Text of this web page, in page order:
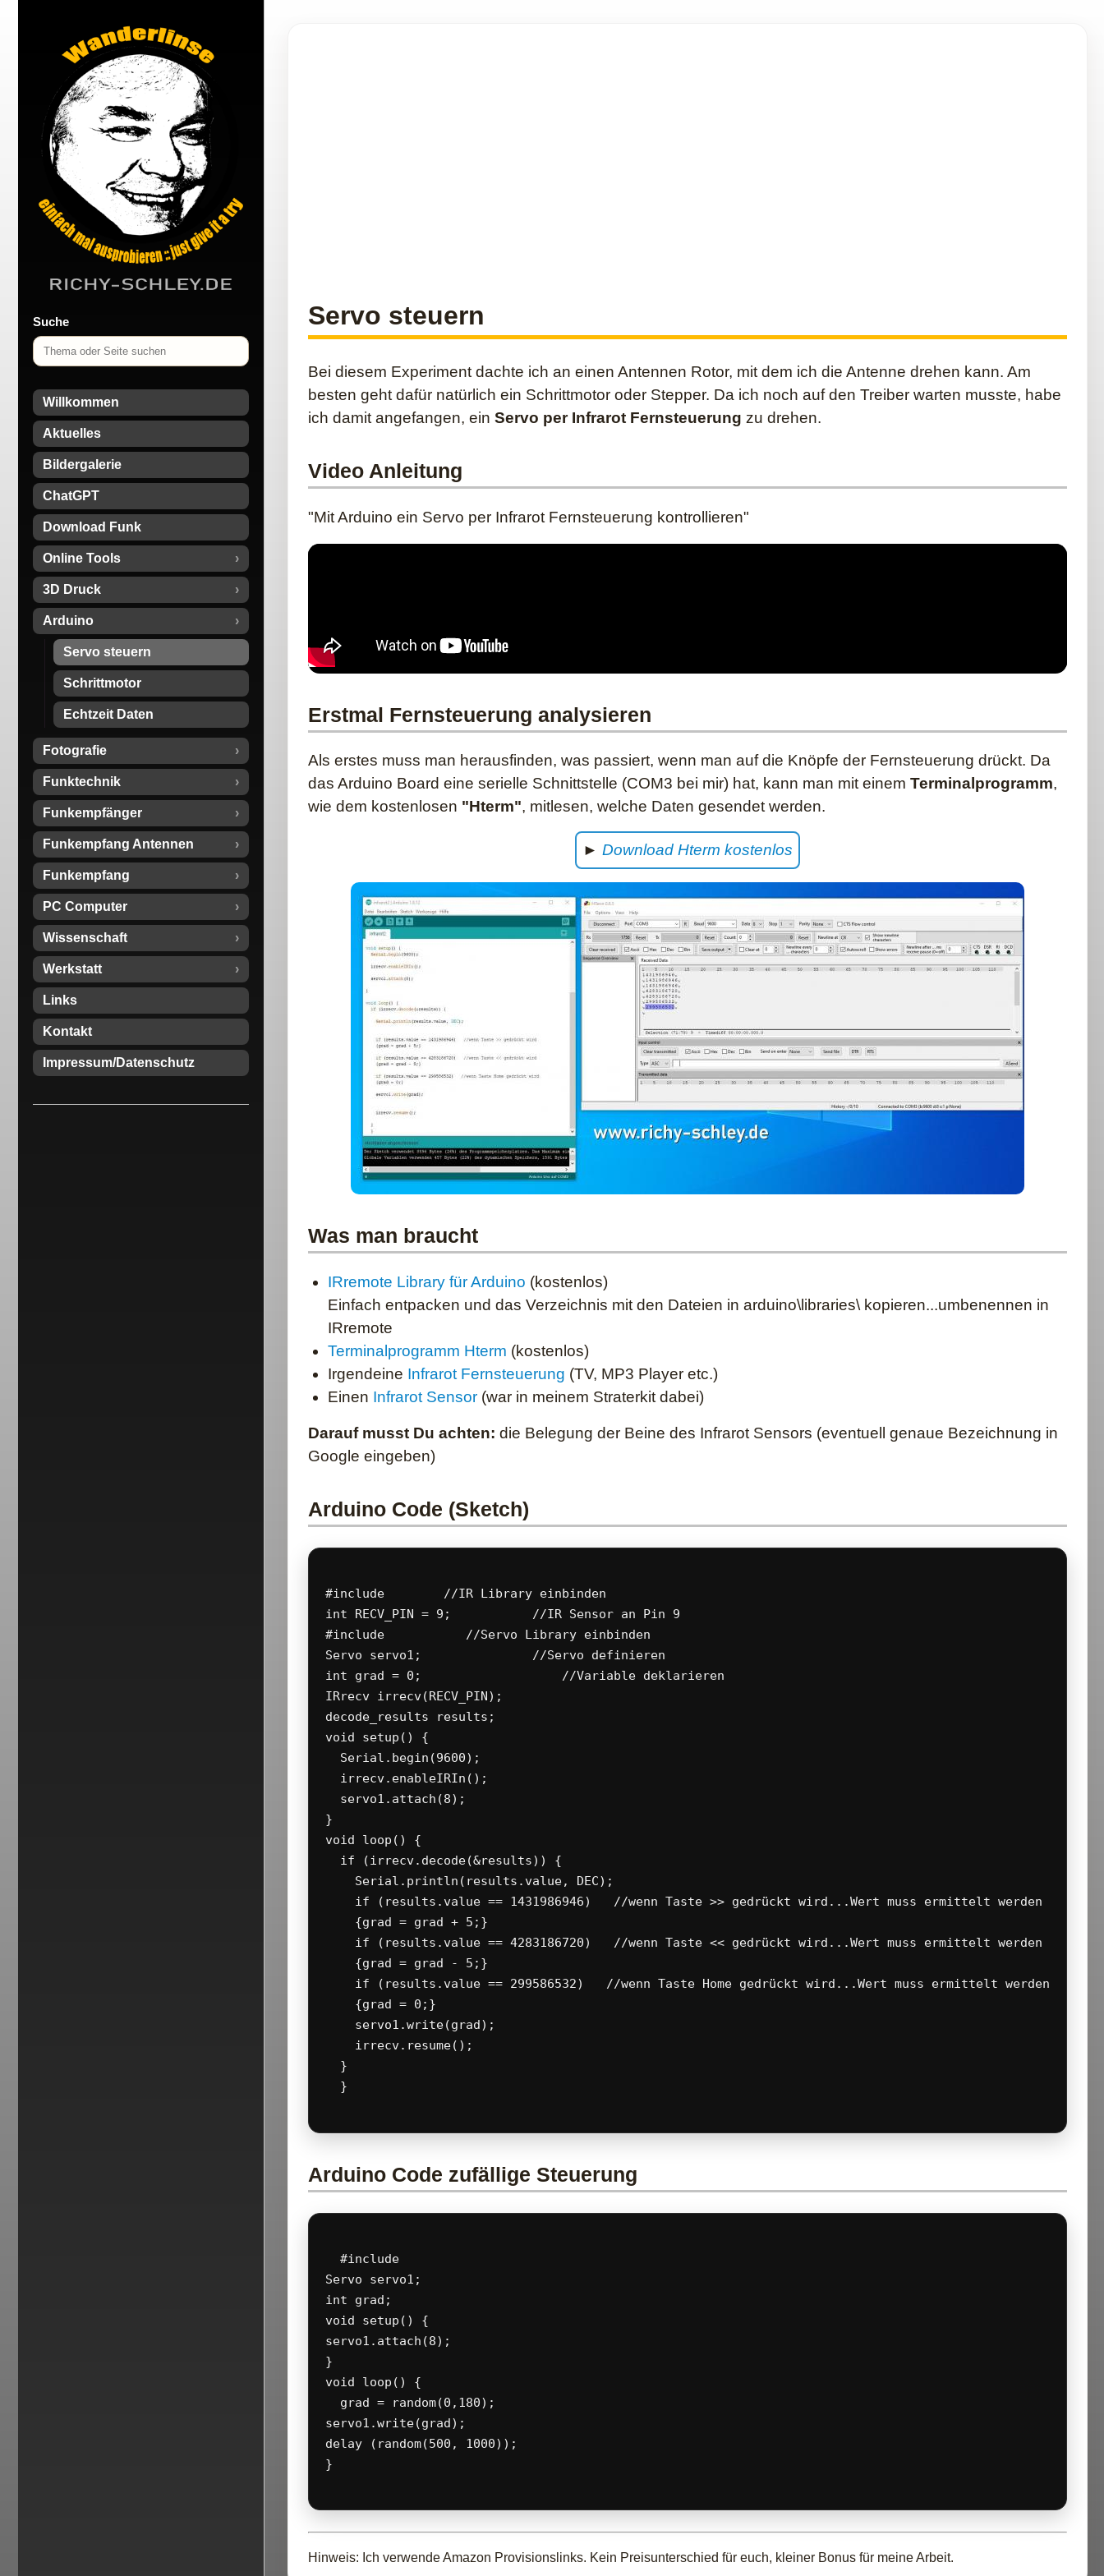
Suche
Willkommen
Aktuelles
Bildergalerie
ChatGPT
Download Funk
Online Tools
3D Druck
Arduino
Servo steuern
Schrittmotor
Echtzeit Daten
Fotografie
Funktechnik
Funkempfänger
Funkempfang Antennen
Funkempfang
PC Computer
Wissenschaft
Werkstatt
Links
Kontakt
Impressum/Datenschutz
Servo steuern
Bei diesem Experiment dachte ich an einen Antennen Rotor, mit dem ich die Antenne drehen kann. Am
besten geht dafür natürlich ein Schrittmotor oder Stepper. Da ich noch auf den Treiber warten musste, habe
ich damit angefangen, ein Servo per Infrarot Fernsteuerung zu drehen.
Video Anleitung
"Mit Arduino ein Servo per Infrarot Fernsteuerung kontrollieren"
Erstmal Fernsteuerung analysieren
Als erstes muss man herausfinden, was passiert, wenn man auf die Knöpfe der Fernsteuerung drückt. Da
das Arduino Board eine serielle Schnittstelle (COM3 bei mir) hat, kann man mit einem Terminalprogramm,
wie dem kostenlosen "Hterm", mitlesen, welche Daten gesendet werden.
► Download Hterm kostenlos
Was man braucht
IRremote Library für Arduino (kostenlos)
Einfach entpacken und das Verzeichnis mit den Dateien in arduino\libraries\ kopieren...umbenennen in
IRremote
Terminalprogramm Hterm (kostenlos)
Irgendeine Infrarot Fernsteuerung (TV, MP3 Player etc.)
Einen Infrarot Sensor (war in meinem Straterkit dabei)
Darauf musst Du achten: die Belegung der Beine des Infrarot Sensors (eventuell genaue Bezeichnung in
Google eingeben)
Arduino Code (Sketch)
#include
       //IR Library einbinden
int RECV_PIN = 9;           //IR Sensor an Pin 9
#include
          //Servo Library einbinden
Servo servo1;               //Servo definieren
int grad = 0;                   //Variable deklarieren
IRrecv irrecv(RECV_PIN);
decode_results results;
void setup() {
  Serial.begin(9600);
  irrecv.enableIRIn();
  servo1.attach(8);
}
void loop() {
  if (irrecv.decode(&results)) {
    Serial.println(results.value, DEC);
    if (results.value == 1431986946)   //wenn Taste >> gedrückt wird...Wert muss ermittelt werden
    {grad = grad + 5;}
    if (results.value == 4283186720)   //wenn Taste << gedrückt wird...Wert muss ermittelt werden
    {grad = grad - 5;}
    if (results.value == 299586532)   //wenn Taste Home gedrückt wird...Wert muss ermittelt werden
    {grad = 0;}
    servo1.write(grad);
    irrecv.resume();
  }
  }
Arduino Code zufällige Steuerung
  #include
Servo servo1;
int grad;
void setup() {
servo1.attach(8);
}
void loop() {
  grad = random(0,180);
servo1.write(grad);
delay (random(500, 1000));
}
Hinweis: Ich verwende Amazon Provisionslinks. Kein Preisunterschied für euch, kleiner Bonus für meine Arbeit.